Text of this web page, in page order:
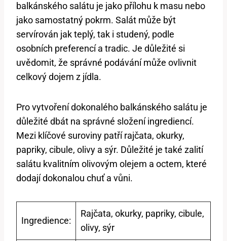
balkánského salátu je​ jako přílohu k masu‌ nebo
jako samostatný pokrm. Salát může být
servírován jak teplý, tak i studený, podle⁤
osobních preferencí a tradic. Je ⁣důležité ⁢si
uvědomit, že správné podávání ⁢může ovlivnit
celkový‌ dojem z jídla.
Pro vytvoření ‍dokonalého balkánského salátu je
důležité dbát na správné⁤ složení ingrediencí.
Mezi klíčové suroviny patří rajčata, okurky,‌
papriky, cibule, ​olivy a sýr. Důležité je také zalití
⁤salátu kvalitním olivovým olejem a octem, které
dodají dokonalou chuť a vůni.
Ingredience:
Rajčata, okurky, papriky, cibule,
olivy,⁤ sýr